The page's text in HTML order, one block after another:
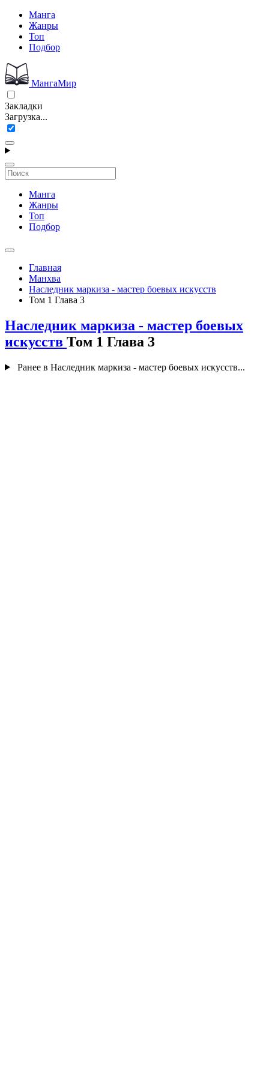
Манга
Жанры
Топ
Подбор
МангаМир
Закладки
Загрузка...
Манга
Жанры
Топ
Подбор
Главная
Манхва
Наследник маркиза - мастер боевых искусств
Том 1 Глава 3
Наследник маркиза - мастер боевых
искусств Том 1 Глава 3
Ранее в Наследник маркиза - мастер боевых искусств...